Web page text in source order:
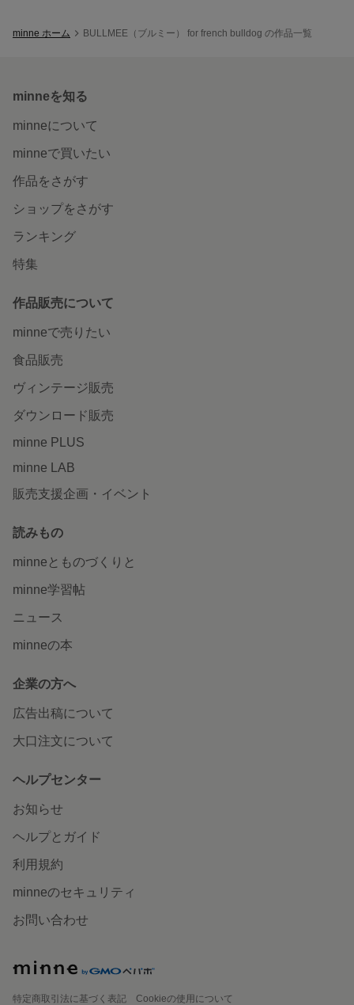
minne ホーム BULLMEE（ブルミー） for french bulldog の作品一覧
minneを知る
minneについて
minneで買いたい
作品をさがす
ショップをさがす
ランキング
特集
作品販売について
minneで売りたい
食品販売
ヴィンテージ販売
ダウンロード販売
minne PLUS
minne LAB
販売支援企画・イベント
読みもの
minneとものづくりと
minne学習帖
ニュース
minneの本
企業の方へ
広告出稿について
大口注文について
ヘルプセンター
お知らせ
ヘルプとガイド
利用規約
minneのセキュリティ
お問い合わせ
特定商取引法に基づく表記
Cookieの使用について